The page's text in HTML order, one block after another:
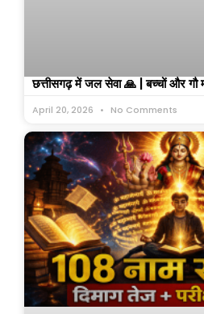
छत्तीसगढ़ में जल सेवा 🙏 | बच्चों और गौ
April 20, 2026 No Comments